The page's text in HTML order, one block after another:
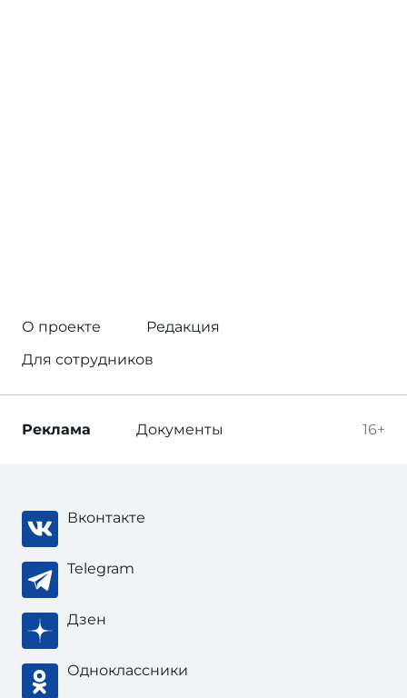
О проекте
Редакция
Для сотрудников
16+
Реклама Документы
Вконтакте
Telegram
Дзен
Одноклассники